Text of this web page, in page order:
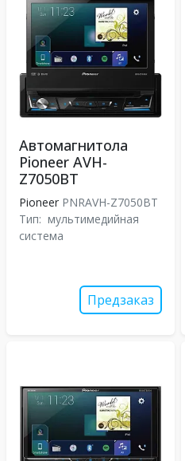
Автомагнитола
Pioneer AVH-
Z7050BT
Pioneer PNRAVH-Z7050BT
Тип: мультимедийная
система
Предзаказ